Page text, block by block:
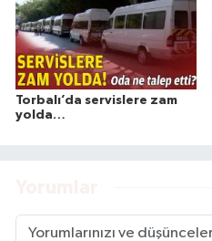
Torbalı’da servislere zam
yolda…